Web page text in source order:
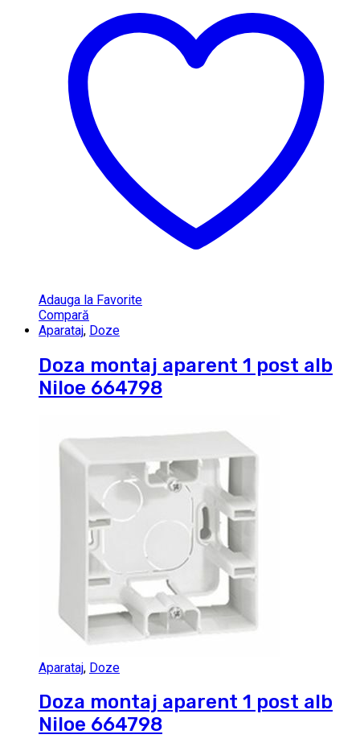
Adauga la Favorite
Compară
Aparataj, Doze
Doza montaj aparent 1 post alb
Niloe 664798
Aparataj, Doze
Doza montaj aparent 1 post alb
Niloe 664798